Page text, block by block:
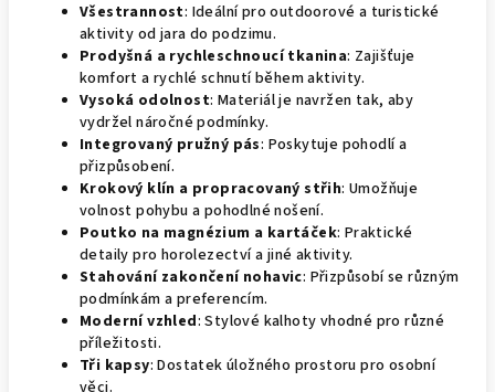
Všestrannost: Ideální pro outdoorové a turistické
aktivity od jara do podzimu.
Prodyšná a rychleschnoucí tkanina: Zajišťuje
komfort a rychlé schnutí během aktivity.
Vysoká odolnost: Materiál je navržen tak, aby
vydržel náročné podmínky.
Integrovaný pružný pás: Poskytuje pohodlí a
přizpůsobení.
Krokový klín a propracovaný střih: Umožňuje
volnost pohybu a pohodlné nošení.
Poutko na magnézium a kartáček: Praktické
detaily pro horolezectví a jiné aktivity.
Stahování zakončení nohavic: Přizpůsobí se různým
podmínkám a preferencím.
Moderní vzhled: Stylové kalhoty vhodné pro různé
příležitosti.
Tři kapsy: Dostatek úložného prostoru pro osobní
věci.